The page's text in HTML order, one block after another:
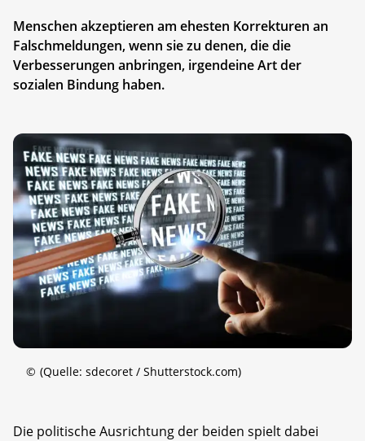
Menschen akzeptieren am ehesten Korrekturen an
Falschmeldungen, wenn sie zu denen, die die
Verbesserungen anbringen, irgendeine Art der
sozialen Bindung haben.
© (Quelle: sdecoret / Shutterstock.com)
Die politische Ausrichtung der beiden spielt dabei